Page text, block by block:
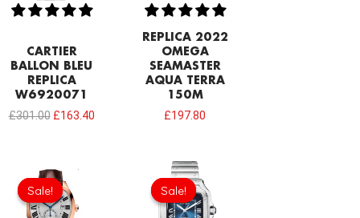
CARTIER
BALLON BLEU
REPLICA
W6920071
£301.00 £163.40
REPLICA 2022
OMEGA
SEAMASTER
AQUA TERRA
150M
£197.80
Sale!
Sale!
Original
price
was:
£301.00.
Sale!
Sale!
Original
price
was:
£1,075.00.